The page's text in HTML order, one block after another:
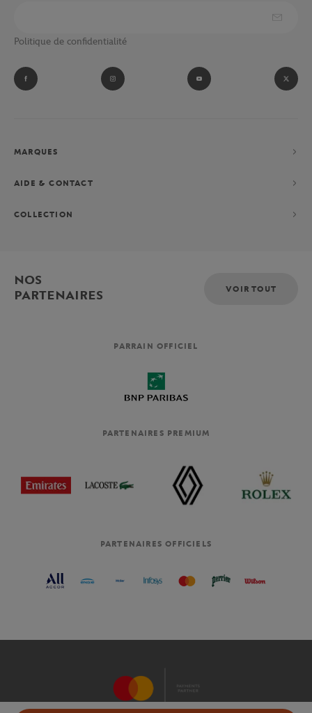
Politique de confidentialité
MARQUES
AIDE & CONTACT
COLLECTION
NOS
PARTENAIRES
VOIR TOUT
PARRAIN OFFICIEL
PARTENAIRES PREMIUM
PARTENAIRES OFFICIELS